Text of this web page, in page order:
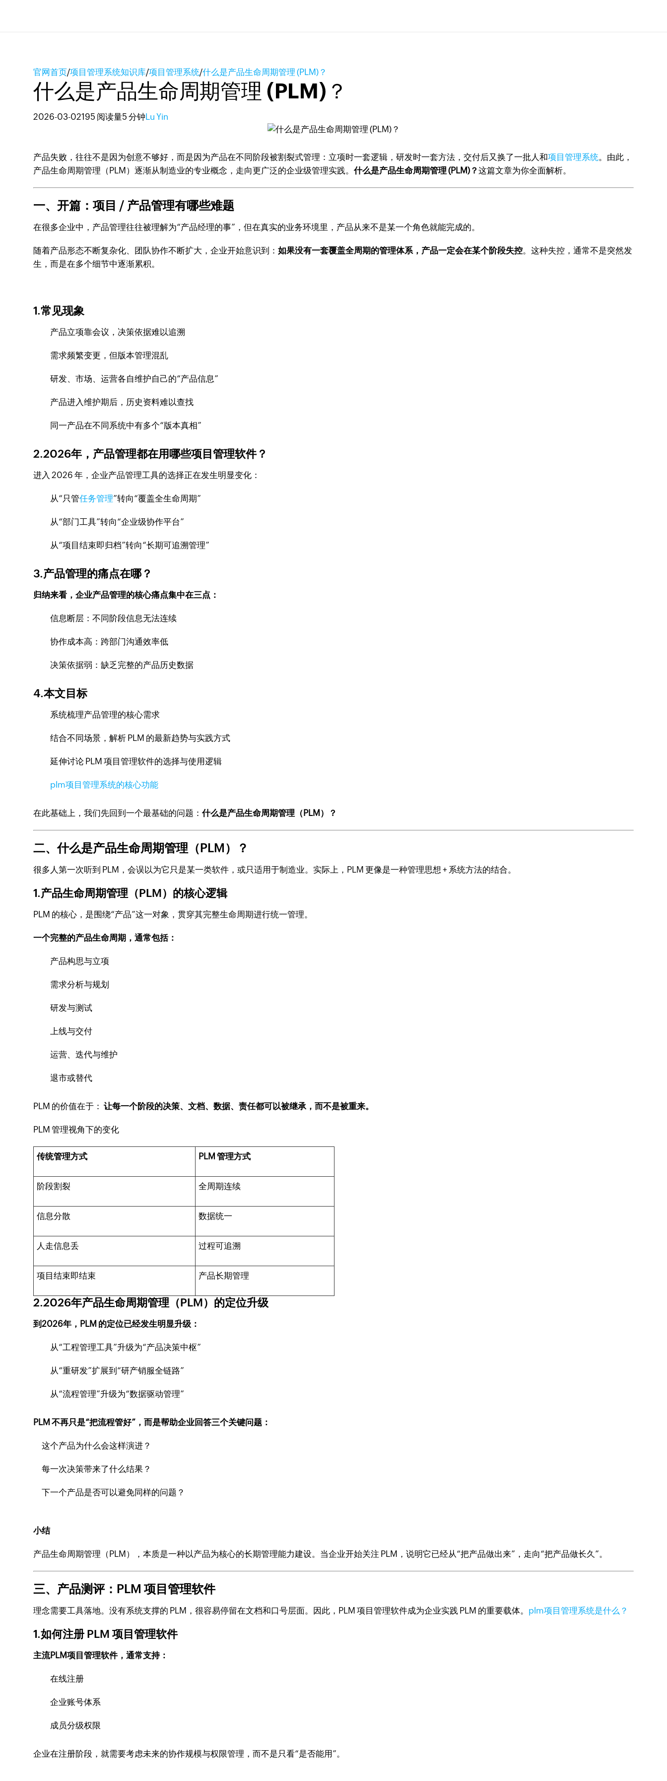
官网首页/项目管理系统知识库/项目管理系统/什么是产品生命周期管理 (PLM)？
什么是产品生命周期管理 (PLM)？
2026-03-02195 阅读量5 分钟 Lu Yin
产品失败，往往不是因为创意不够好，而是因为产品在不同阶段被割裂式管理：立项时一套逻辑，研发时一套方法，交付后又换了一批人和项目管理系统。由此，
产品生命周期管理（PLM）逐渐从制造业的专业概念，走向更广泛的企业级管理实践。什么是产品生命周期管理 (PLM)？这篇文章为你全面解析。
一、开篇：项目 / 产品管理有哪些难题
在很多企业中，产品管理往往被理解为“产品经理的事”，但在真实的业务环境里，产品从来不是某一个角色就能完成的。
随着产品形态不断复杂化、团队协作不断扩大，企业开始意识到：如果没有一套覆盖全周期的管理体系，产品一定会在某个阶段失控。这种失控，通常不是突然发
生，而是在多个细节中逐渐累积。
1.常见现象
产品立项靠会议，决策依据难以追溯
需求频繁变更，但版本管理混乱
研发、市场、运营各自维护自己的“产品信息”
产品进入维护期后，历史资料难以查找
同一产品在不同系统中有多个“版本真相”
2.2026年，产品管理都在用哪些项目管理软件？
进入 2026 年，企业产品管理工具的选择正在发生明显变化：
从“只管任务管理”转向“覆盖全生命周期”
从“部门工具”转向“企业级协作平台”
从“项目结束即归档”转向“长期可追溯管理”
3.产品管理的痛点在哪？
归纳来看，企业产品管理的核心痛点集中在三点：
信息断层：不同阶段信息无法连续
协作成本高：跨部门沟通效率低
决策依据弱：缺乏完整的产品历史数据
4.本文目标
系统梳理产品管理的核心需求
结合不同场景，解析 PLM 的最新趋势与实践方式
延伸讨论 PLM 项目管理软件的选择与使用逻辑
plm项目管理系统的核心功能
在此基础上，我们先回到一个最基础的问题：什么是产品生命周期管理（PLM）？
二、什么是产品生命周期管理（PLM）？
很多人第一次听到 PLM，会误以为它只是某一类软件，或只适用于制造业。实际上，PLM 更像是一种管理思想 + 系统方法的结合。
1.产品生命周期管理（PLM）的核心逻辑
PLM 的核心，是围绕“产品”这一对象，贯穿其完整生命周期进行统一管理。
一个完整的产品生命周期，通常包括：
产品构思与立项
需求分析与规划
研发与测试
上线与交付
运营、迭代与维护
退市或替代
PLM 的价值在于：让每一个阶段的决策、文档、数据、责任都可以被继承，而不是被重来。
PLM 管理视角下的变化
传统管理方式 PLM 管理方式
阶段割裂 全周期连续
信息分散 数据统一
人走信息丢 过程可追溯
项目结束即结束 产品长期管理
2.2026年产品生命周期管理（PLM）的定位升级
到2026年，PLM 的定位已经发生明显升级：
从“工程管理工具”升级为“产品决策中枢”
从“重研发”扩展到“研产销服全链路”
从“流程管理”升级为“数据驱动管理”
PLM 不再只是“把流程管好”，而是帮助企业回答三个关键问题：
这个产品为什么会这样演进？
每一次决策带来了什么结果？
下一个产品是否可以避免同样的问题？
小结
产品生命周期管理（PLM），本质是一种以产品为核心的长期管理能力建设。当企业开始关注 PLM，说明它已经从“把产品做出来”，走向“把产品做长久”。
三、产品测评：PLM 项目管理软件
理念需要工具落地。没有系统支撑的 PLM，很容易停留在文档和口号层面。因此，PLM 项目管理软件成为企业实践 PLM 的重要载体。 plm项目管理系统是什么？
1.如何注册 PLM 项目管理软件
主流PLM项目管理软件，通常支持：
在线注册
企业账号体系
成员分级权限
企业在注册阶段，就需要考虑未来的协作规模与权限管理，而不是只看“是否能用”。